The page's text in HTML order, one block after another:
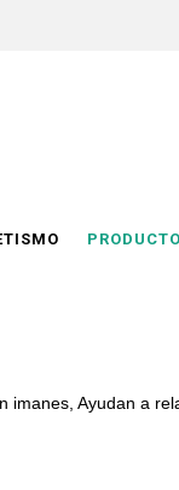
imanes, Ayudan a